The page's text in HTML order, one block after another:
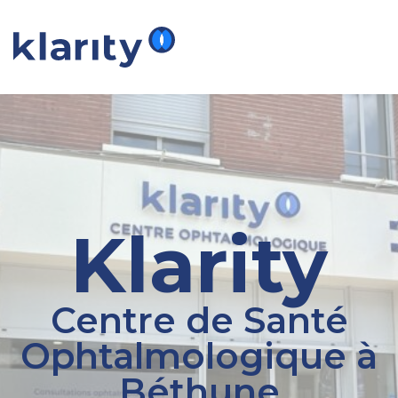
Klarity
Centre de Santé
Ophtalmologique à